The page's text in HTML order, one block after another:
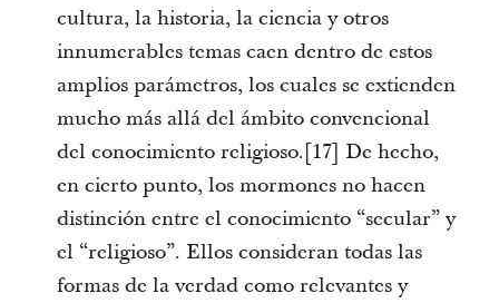
cultura, la historia, la ciencia y otros
innumerables temas caen dentro de estos
amplios parámetros, los cuales se extienden
mucho más allá del ámbito convencional
del conocimiento religioso.[17] De hecho,
en cierto punto, los mormones no hacen
distinción entre el conocimiento “secular” y
el “religioso”. Ellos consideran todas las
formas de la verdad como relevantes y